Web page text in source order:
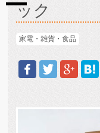
ック
家電・雑貨・食品